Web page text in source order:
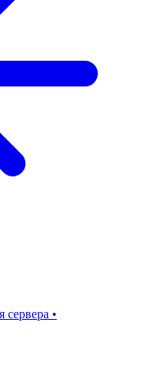
сервера •